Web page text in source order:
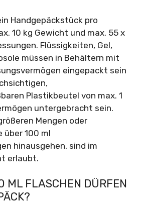
Handgepäckstück pro
10 kg Gewicht und max. 55 x
Flüssigkeiten, Gel,
müssen in Behältern mit
eingepackt sein
Plastikbeutel von max. 1
untergebracht sein.
Mengen oder
über 100 ml
hinausgehen, sind im
erlaubt.
ML FLASCHEN DÜRFEN